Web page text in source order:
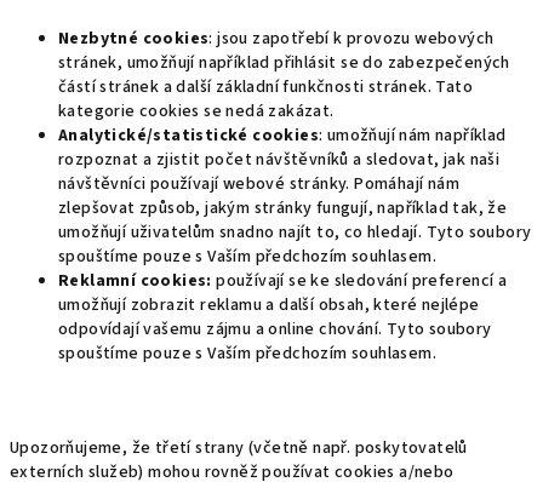
Nezbytné cookies: jsou zapotřebí k provozu webových
stránek, umožňují například přihlásit se do zabezpečených
částí stránek a další základní funkčnosti stránek. Tato
kategorie cookies se nedá zakázat.
Analytické/statistické cookies: umožňují nám například
rozpoznat a zjistit počet návštěvníků a sledovat, jak naši
návštěvníci používají webové stránky. Pomáhají nám
zlepšovat způsob, jakým stránky fungují, například tak, že
umožňují uživatelům snadno najít to, co hledají. Tyto soubory
spouštíme pouze s Vaším předchozím souhlasem.
Reklamní cookies: používají se ke sledování preferencí a
umožňují zobrazit reklamu a další obsah, které nejlépe
odpovídají vašemu zájmu a online chování. Tyto soubory
spouštíme pouze s Vaším předchozím souhlasem.
Upozorňujeme, že třetí strany (včetně např. poskytovatelů
externích služeb) mohou rovněž používat cookies a/nebo